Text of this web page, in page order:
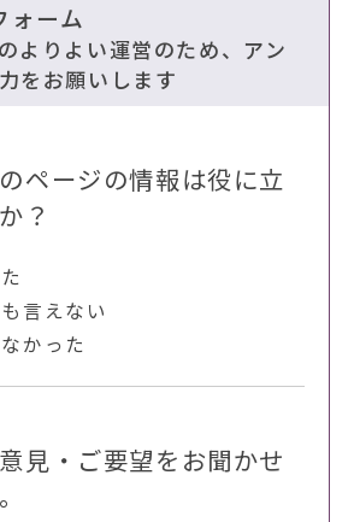
ォーム
よりよい運営のため、アン
をお願いします
ページの情報は役に立
？
言えない
かった
見・ご要望をお聞かせ